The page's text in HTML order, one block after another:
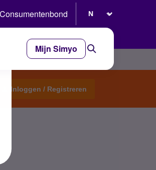
Mijn Simyo
Inloggen / Registreren